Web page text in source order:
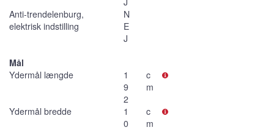
Anti-trendelenburg,
elektrisk indstilling
N
E
J
Mål
Ydermål længde
1
9
2
c
m
Ydermål bredde
1
0
c
m